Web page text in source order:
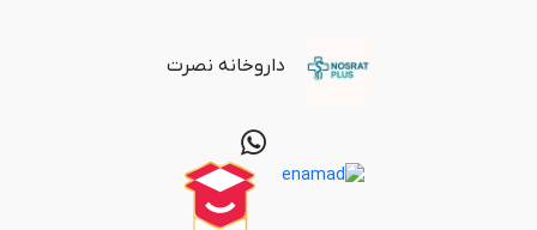
داروخانه نصرت